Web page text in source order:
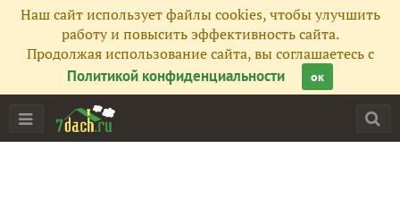
Наш сайт использует файлы cookies, чтобы улучшить
работу и повысить эффективность сайта.
Продолжая использование сайта, вы соглашаетесь с
Политикой конфиденциальности
ок